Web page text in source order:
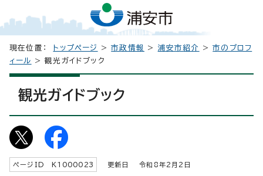
現在位置： トップページ >市政情報 > 浦安市紹介 >市のプロフ
ィール
> 観光ガイドブック
観光ガイドブック
ページID K 1000023 更新日 令和8年2月2日